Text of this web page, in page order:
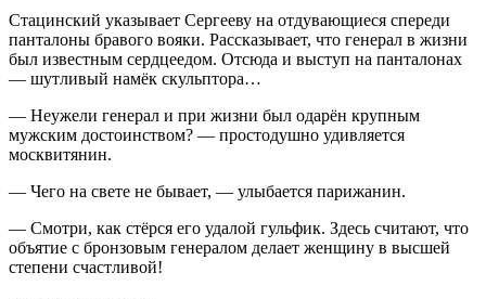
Стацинский указывает Сергееву на отдувающиеся спереди
панталоны бравого вояки. Рассказывает, что генерал в жизни
был известным сердцеедом. Отсюда и выступ на панталонах
— шутливый намёк скульптора…
— Неужели генерал и при жизни был одарён крупным
мужским достоинством? — простодушно удивляется
москвитянин.
— Чего на свете не бывает, — улыбается парижанин.
— Смотри, как стёрся его удалой гульфик. Здесь считают, что
объятие с бронзовым генералом делает женщину в высшей
степени счастливой!